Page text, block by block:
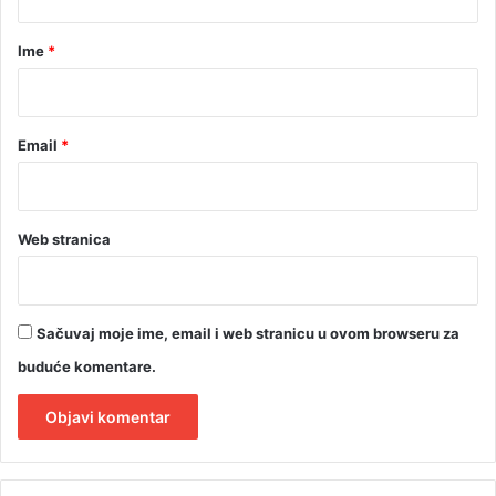
s
t
a
,
b
o
k
a
n
j
e
j
a
rIme *
Email *
Web stranica
Sačuvaj moje ime, email i web stranicu u ovom browseru za
buduće komentare.